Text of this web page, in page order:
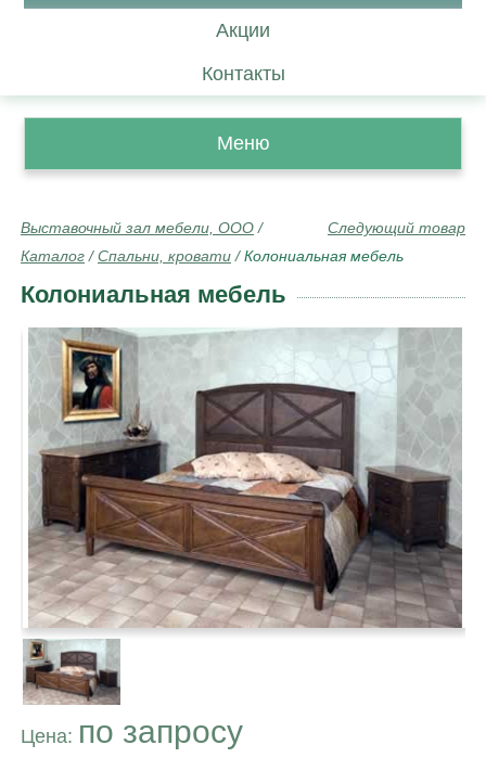
Акции
Контакты
Меню
Следующий товар
Выставочный зал мебели, ООО /
Каталог /Спальни, кровати /Колониальная мебель
Колониальная мебель
Цена: по запросу